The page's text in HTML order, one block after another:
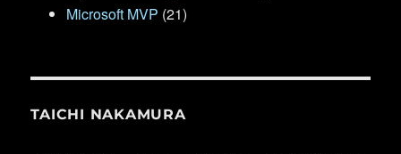
Microsoft MVP (21)
TAICHI NAKAMURA